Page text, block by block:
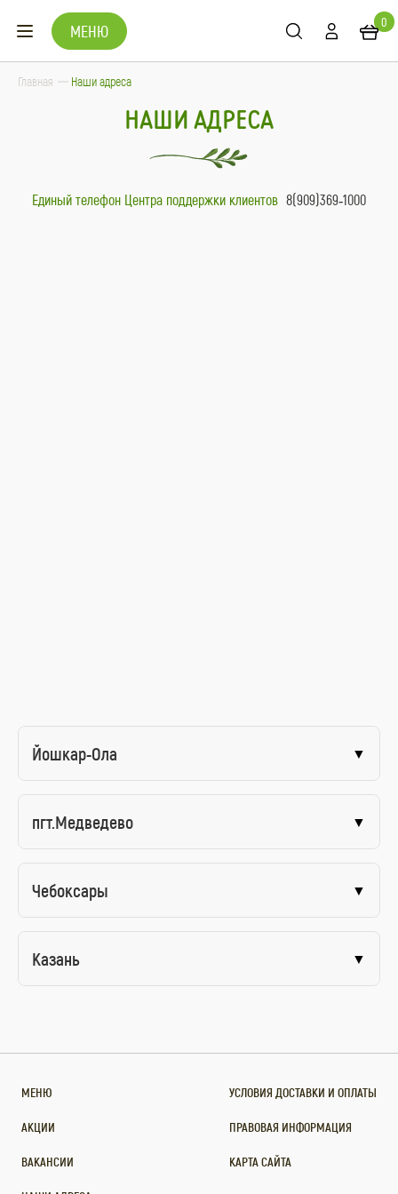
МЕНЮ 0
Главная Наши адреса
НАШИ АДРЕСА
Единый телефон Центра поддержки клиентов 8(909)369‑1000
Йошкар-Ола ▼
пгт.Медведево ▼
Чебоксары ▼
Казань ▼
МЕНЮ
АКЦИИ
ВАКАНСИИ
УСЛОВИЯ ДОСТАВКИ И ОПЛАТЫ
ПРАВОВАЯ ИНФОРМАЦИЯ
КАРТА САЙТА